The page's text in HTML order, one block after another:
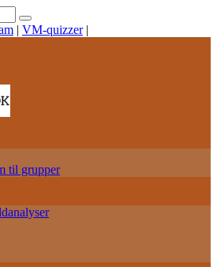
| VM-quizzer |
til grupper